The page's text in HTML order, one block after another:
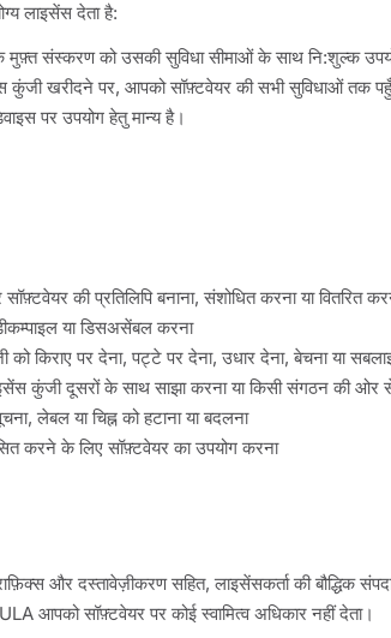
लाइसेंस देता है:
संस्करण को उसकी सुविधा सीमाओं के साथ नि:शुल्क
कुंजी खरीदने पर, आपको सॉफ़्टवेयर की सभी सुविधाओं तक
पर उपयोग हेतु मान्य है।
की प्रतिलिपि बनाना, संशोधित करना या वितरित
या डिसअसेंबल करना
किराए पर देना, पट्टे पर देना, उधार देना, बेचना या
कुंजी दूसरों के साथ साझा करना या किसी संगठन की ओर
लेबल या चिह्न को हटाना या बदलना
करने के लिए सॉफ़्टवेयर का उपयोग करना
और दस्तावेज़ीकरण सहित, लाइसेंसकर्ता की बौद्धिक संपदा
आपको सॉफ़्टवेयर पर कोई स्वामित्व अधिकार नहीं देता।